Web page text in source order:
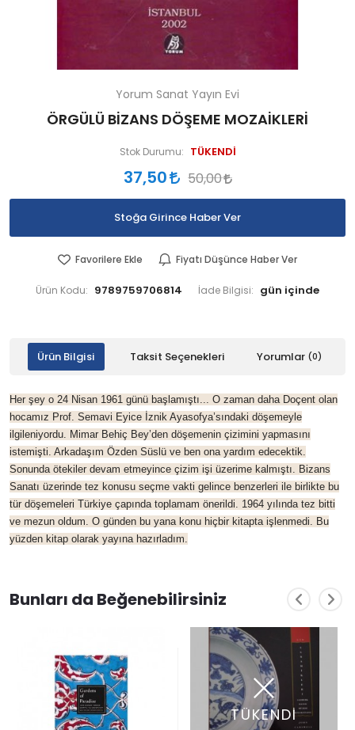
Yorum Sanat Yayın Evi
ÖRGÜLÜ BİZANS DÖŞEME MOZAİKLERİ
Stok Durumu: TÜKENDİ
37,50 50,00
Stoğa Girince Haber Ver
Favorilere Ekle Fiyatı Düşünce Haber Ver
Ürün Kodu: 9789759706814 İade Bilgisi:
Ürün Bilgisi Taksit Seçenekleri Yorumlar (0)
Her şey o 24 Nisan 1961 günü başlamıştı... O zaman daha Doçent olan
hocamız Prof. Semavi Eyice İznik Ayasofya’sındaki döşemeyle
ilgileniyordu. Mimar Behiç Bey’den döşemenin çizimini yapmasını
istemişti. Arkadaşım Özden Süslü ve ben ona yardım edecektik.
Sonunda ötekiler devam etmeyince çizim işi üzerime kalmıştı. Bizans
Sanatı üzerinde tez konusu seçme vakti gelince benzerleri ile birlikte bu
tür döşemeleri Türkiye çapında toplamam önerildi. 1964 yılında tez bitti
ve mezun oldum. O günden bu yana konu hiçbir kitapta işlenmedi. Bu
yüzden kitap olarak yayına hazırladım.
Bunları da Beğenebilirsiniz
TÜKENDİ